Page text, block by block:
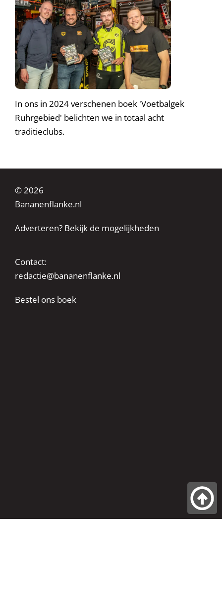
In ons in 2024 verschenen boek 'Voetbalgek
Ruhrgebied' belichten we in totaal acht
traditieclubs.
© 2026
Bananenflanke.nl
Adverteren? Bekijk de mogelijkheden
Contact:
redactie@bananenflanke.nl
Bestel ons boek